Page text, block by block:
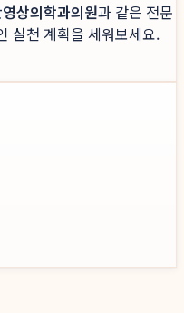
상의학과의원과 같은 전문
실천 계획을 세워보세요.